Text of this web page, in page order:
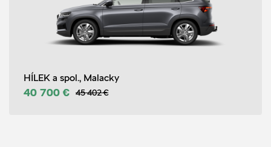
HÍLEK a spol., Malacky
40 700 € 45 402 €